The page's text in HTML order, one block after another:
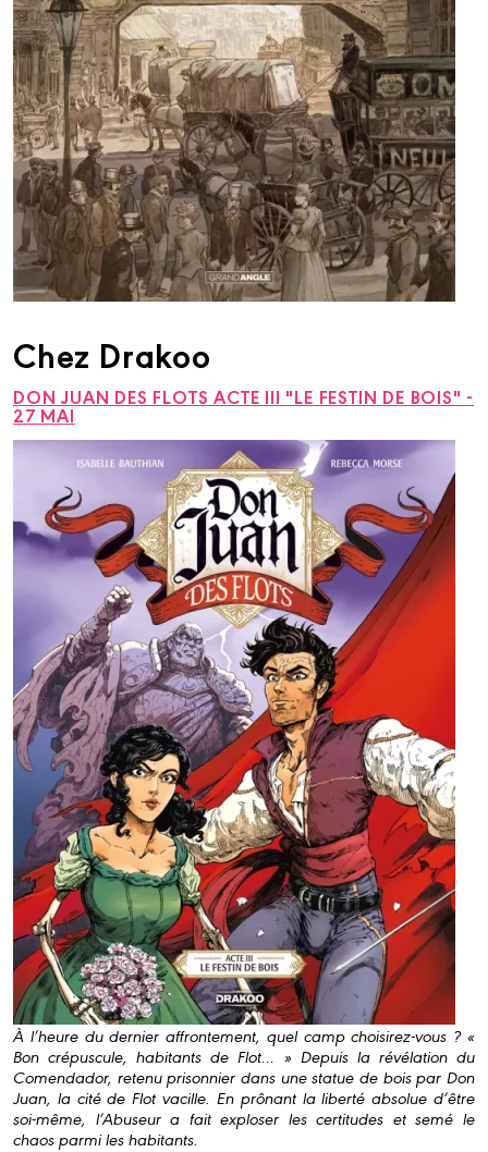
Chez Drakoo
DON JUAN DES FLOTS ACTE III "LE FESTIN DE BOIS" -
27 MAI
À l’heure du dernier affrontement, quel camp choisirez-vous ? «
Bon crépuscule, habitants de Flot… » Depuis la révélation du
Comendador, retenu prisonnier dans une statue de bois par Don
Juan, la cité de Flot vacille. En prônant la liberté absolue d’être
soi-même, l’Abuseur a fait exploser les certitudes et semé le
chaos parmi les habitants.